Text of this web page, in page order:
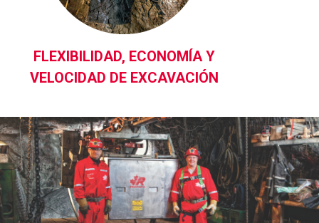
FLEXIBILIDAD, ECONOMÍA Y
VELOCIDAD DE EXCAVACIÓN